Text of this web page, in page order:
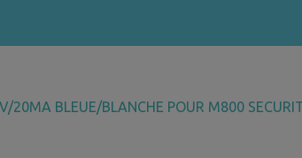
20MA BLEUE/BLANCHE POUR M800